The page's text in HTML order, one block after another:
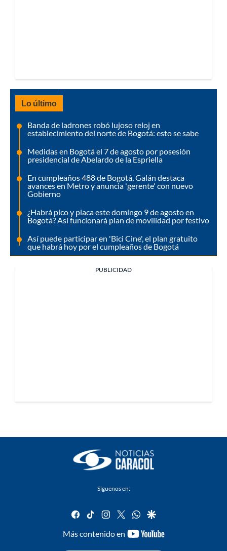
Lo último
Banda de ladrones robó lujoso reloj en
establecimiento del norte de Bogotá: esto se sabe
Medidas en Bogotá el 7 de agosto por posesión
presidencial de Abelardo de la Espriella
En cumpleaños 488 de Bogotá, Galán destaca
avances en Metro y anuncia 'gerente' con nuevo
Gobierno
¿Habrá pico y placa este domingo 9 de agosto en
Bogotá? Así funcionará plan de movilidad por festivo
Así puede participar en 'Bici Cine', el plan gratuito
que habrá hoy por el cumpleaños de Bogotá
PUBLICIDAD
Síguenos en:
facebook
tiktok instagram
twitterwhatsapp
google
Más contenido en
youtube-